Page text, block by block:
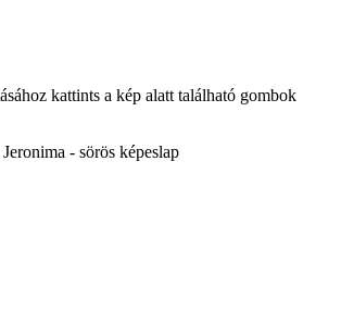
kattints a kép alatt található gombok